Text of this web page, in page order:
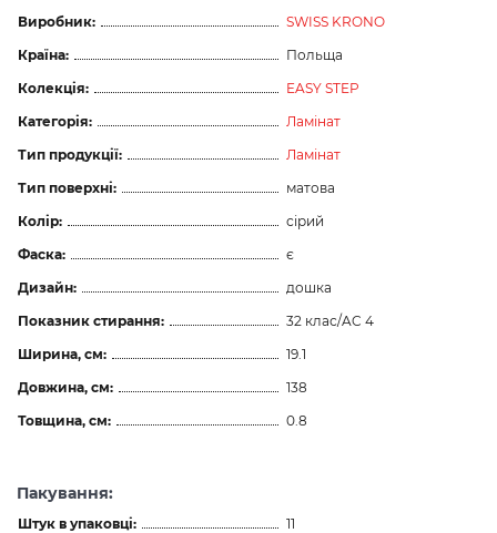
Виробник:
SWISS KRONO
Країна:
Польща
Колекція:
EASY STEP
Категорія:
Ламінат
Тип продукції:
Ламінат
Тип поверхні:
матова
Колір:
сірий
Фаска:
є
Дизайн:
дошка
Показник стирання:
32 клас/AC 4
Ширина, см:
19.1
Довжина, см:
138
Товщина, см:
0.8
Пакування:
Штук в упаковці:
11